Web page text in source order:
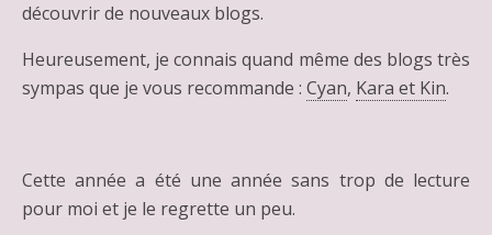
découvrir de nouveaux blogs.
Heureusement, je connais quand même des blogs très
sympas que je vous recommande : Cyan, Kara et Kin.
Cette année a été une année sans trop de lecture
pour moi et je le regrette un peu.